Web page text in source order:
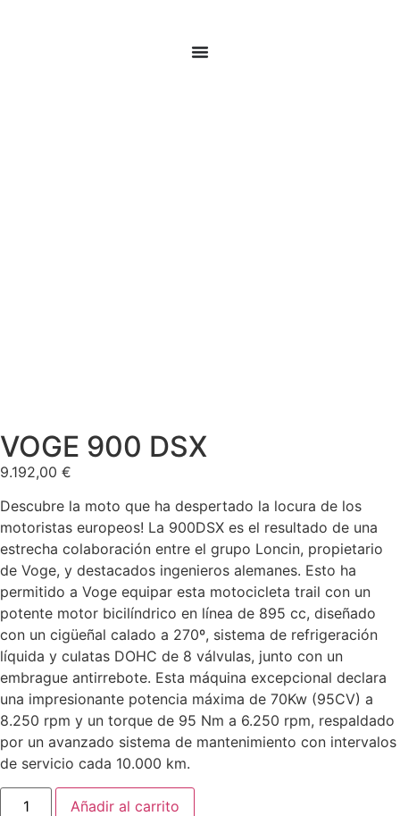
VOGE 900 DSX
9.192,00 €
Descubre la moto que ha despertado la locura de los
motoristas europeos! La 900DSX es el resultado de una
estrecha colaboración entre el grupo Loncin, propietario
de Voge, y destacados ingenieros alemanes. Esto ha
permitido a Voge equipar esta motocicleta trail con un
potente motor bicilíndrico en línea de 895 cc, diseñado
con un cigüeñal calado a 270º, sistema de refrigeración
líquida y culatas DOHC de 8 válvulas, junto con un
embrague antirrebote. Esta máquina excepcional declara
una impresionante potencia máxima de 70Kw (95CV) a
8.250 rpm y un torque de 95 Nm a 6.250 rpm, respaldado
por un avanzado sistema de mantenimiento con intervalos
de servicio cada 10.000 km.
Añadir al carrito